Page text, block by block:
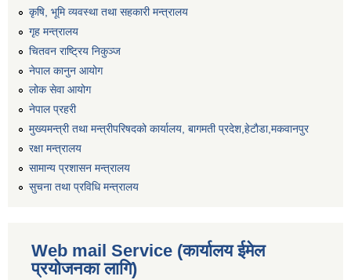
कृषि, भूमि व्यवस्था तथा सहकारी मन्त्रालय
गृह मन्त्रालय
चितवन राष्ट्रिय निकुञ्ज
नेपाल कानुन आयोग
लोक सेवा आयोग
नेपाल प्रहरी
मुख्यमन्त्री तथा मन्त्रीपरिषदको कार्यालय, बागमती प्रदेश,हेटाैडा,मकवानपुर
रक्षा मन्त्रालय
सामान्य प्रशासन मन्त्रालय
सुचना तथा प्रविधि मन्त्रालय
Web mail Service (कार्यालय ईमेल
प्रयोजनका लागि)